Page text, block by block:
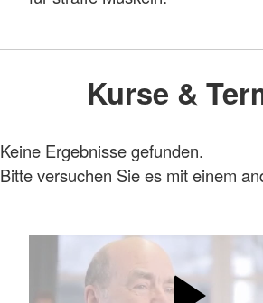
Kurse &
Keine Ergebnisse gefunden.
Bitte versuchen Sie es mit einem